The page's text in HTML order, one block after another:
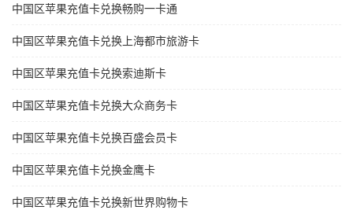
中国区苹果充值卡兑换畅购一卡通
中国区苹果充值卡兑换上海都市旅游卡
中国区苹果充值卡兑换索迪斯卡
中国区苹果充值卡兑换大众商务卡
中国区苹果充值卡兑换百盛会员卡
中国区苹果充值卡兑换金鹰卡
中国区苹果充值卡兑换新世界购物卡